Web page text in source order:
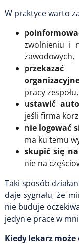
W praktyce warto
zwolnieniu i
zawodowych,
organizacyjne
pracy zespołu,
ustawić
jeśli firma
nie logować
ma ku temu
skupić się
nie na
Taki sposób
daje sygnału, że
nie buduje
jedynie pracę w
Kiedy lekarz